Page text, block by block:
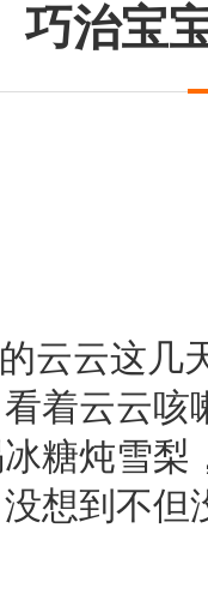
巧治宝
云这几
着云云
糖炖雪
想到不